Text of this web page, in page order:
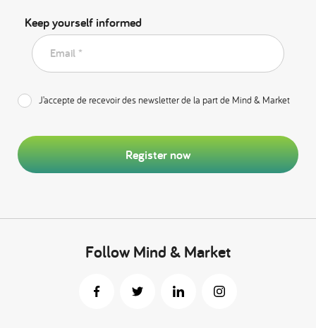
Keep yourself informed
Email *
J’accepte de recevoir des newsletter de la part de Mind & Market
Register now
Follow Mind & Market